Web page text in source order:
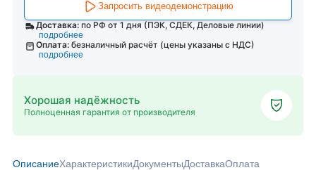
Запросить видеодемонстрацию
Доставка: по РФ от 1 дня (ПЭК, СДЕК, Деловые линии)
подробнее
Оплата: безналичный расчёт (цены указаны с НДС)
подробнее
Хорошая надёжность
Полноценная гарантия от производителя
ОписаниеХарактеристикиДокументыДоставкаОплата